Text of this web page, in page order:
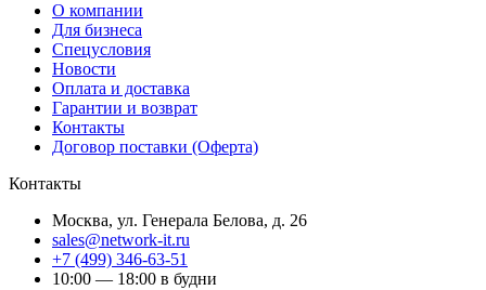
О компании
Для бизнеса
Спецусловия
Новости
Оплата и доставка
Гарантии и возврат
Контакты
Договор поставки (Оферта)
Контакты
Москва, ул. Генерала Белова, д. 26
sales@network-it.ru
+7 (499) 346-63-51
10:00 — 18:00 в будни